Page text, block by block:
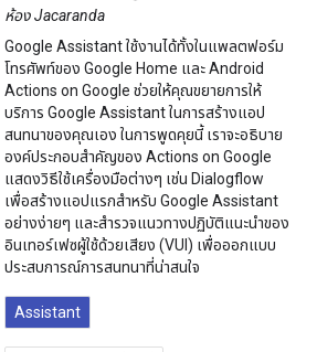
ห้อง Jacaranda
Google Assistant ใช้งานได้ทั้งในแพลตฟอร์ม
โทรศัพท์ของ Google Home และ Android
Actions on Google ช่วยให้คุณขยายการให้
บริการ Google Assistant ในการสร้างแอป
สนทนาของคุณเอง ในการพูดคุยนี้ เราจะอธิบาย
องค์ประกอบสำคัญของ Actions on Google
แสดงวิธีใช้เครื่องมือต่างๆ เช่น Dialogflow
เพื่อสร้างแอปแรกสำหรับ Google Assistant
อย่างง่ายๆ และสำรวจแนวทางปฏิบัติแนะนำของ
อินเทอร์เฟซผู้ใช้ด้วยเสียง (VUI) เพื่อออกแบบ
ประสบการณ์การสนทนาที่น่าสนใจ
Assistant